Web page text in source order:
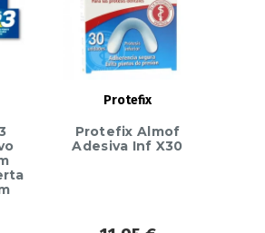
Protefix
Protefix Almof
Adesiva Inf X30